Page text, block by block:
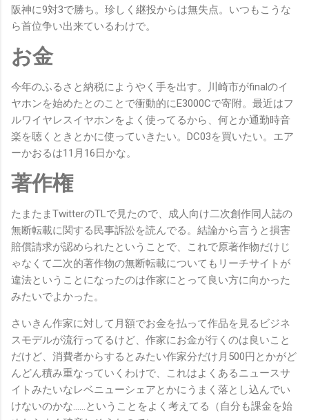
阪神に9対3で勝ち。珍しく継投からは無失点。いつもこうな
ら首位争い出来ているわけで。
お金
今年のふるさと納税にようやく手を出す。川崎市がfinalのイ
ヤホンを始めたとのことで衝動的にE3000Cで寄附。最近はフ
ルワイヤレスイヤホンをよく使ってるから、何とか通勤時音
楽を聴くときとかに使っていきたい。DC03を買いたい。エア
ーかおるは11月16日かな。
著作権
たまたまTwitterのTLで見たので、成人向け二次創作同人誌の
無断転載に関する民事訴訟を読んでる。結論から言うと損害
賠償請求が認められたということで、これで原著作物だけじ
ゃなくて二次的著作物の無断転載についてもリーチサイトが
違法ということになったのは作家にとって良い方に向かった
みたいでよかった。
さいきん作家に対して月額でお金を払って作品を見るビジネ
スモデルが流行ってるけど、作家にお金が行くのは良いこと
だけど、消費者からするとみたい作家分だけ月500円とかがど
んどん積み重なっていくわけで、これはよくあるニュースサ
イトみたいなレベニューシェアとかにうまく落とし込んでい
けないのかな……ということをよく考えてる（自分も課金を始